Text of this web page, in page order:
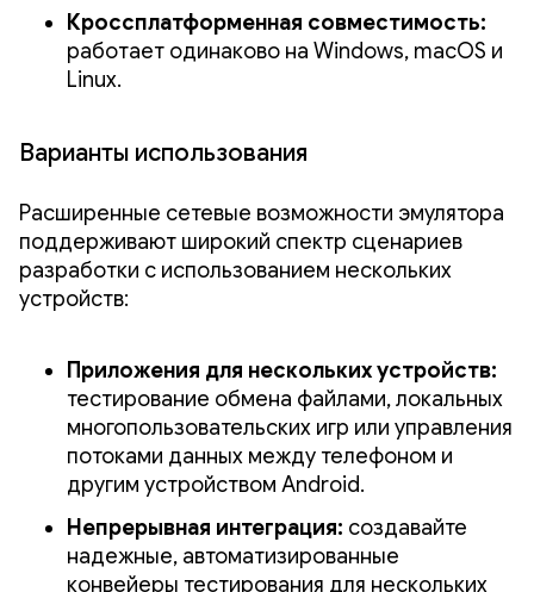
Кроссплатформенная совместимость:
работает одинаково на Windows, macOS и
Linux.
Варианты использования
Расширенные сетевые возможности эмулятора
поддерживают широкий спектр сценариев
разработки с использованием нескольких
устройств:
Приложения для нескольких устройств:
тестирование обмена файлами, локальных
многопользовательских игр или управления
потоками данных между телефоном и
другим устройством Android.
Непрерывная интеграция: создавайте
надежные, автоматизированные
конвейеры тестирования для нескольких